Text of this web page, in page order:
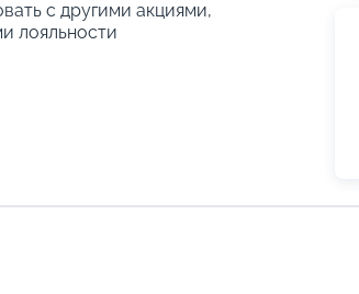
с другими акциями,
лояльности